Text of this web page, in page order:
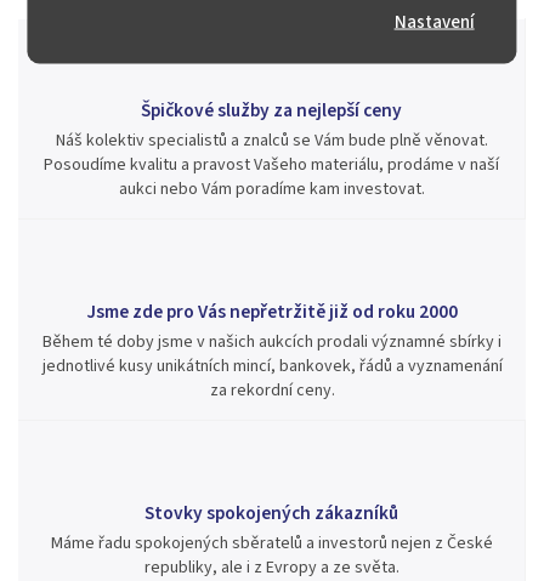
Nastavení
Špičkové služby za nejlepší ceny
Náš kolektiv specialistů a znalců se Vám bude plně věnovat.
Posoudíme kvalitu a pravost Vašeho materiálu, prodáme v naší
aukci nebo Vám poradíme kam investovat.
Jsme zde pro Vás nepřetržitě již od roku 2000
Během té doby jsme v našich aukcích prodali významné sbírky i
jednotlivé kusy unikátních mincí, bankovek, řádů a vyznamenání
za rekordní ceny.
Stovky spokojených zákazníků
Máme řadu spokojených sběratelů a investorů nejen z České
republiky, ale i z Evropy a ze světa.